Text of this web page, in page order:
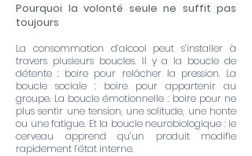
Pourquoi la volonté seule ne suffit pas
toujours
La consommation d’alcool peut s’installer à
travers plusieurs boucles. Il y a la boucle de
détente : boire pour relâcher la pression. La
boucle sociale : boire pour appartenir au
groupe. La boucle émotionnelle : boire pour ne
plus sentir une tension, une solitude, une honte
ou une fatigue. Et la boucle neurobiologique : le
cerveau apprend qu’un produit modifie
rapidement l’état interne.